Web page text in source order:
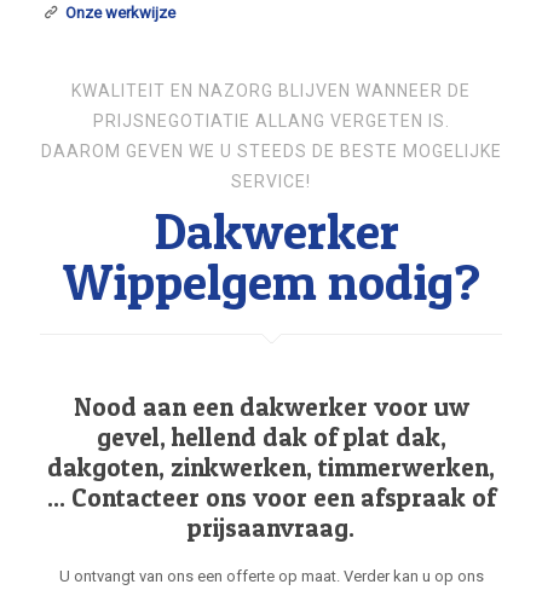
Onze werkwijze
KWALITEIT EN NAZORG BLIJVEN WANNEER DE
PRIJSNEGOTIATIE ALLANG VERGETEN IS.
DAAROM GEVEN WE U STEEDS DE BESTE MOGELIJKE
SERVICE!
Dakwerker
Wippelgem nodig?
Nood aan een dakwerker voor uw
gevel, hellend dak of plat dak,
dakgoten, zinkwerken, timmerwerken,
... Contacteer ons voor een afspraak of
prijsaanvraag.
U ontvangt van ons een offerte op maat. Verder kan u op ons